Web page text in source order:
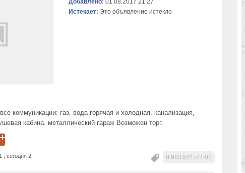
Добавлено: 01.08.2017 21:27
Истекает: Это объявление истекло
коммуникации: газ, вода горячая и холодная, канализация,
кабина. металлический гараж Возможен торг.
8 983 521-72-02
, сегодня 2